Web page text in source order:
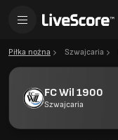
Piłka nożna Szwajcaria
FC Wil 1900
Szwajcaria